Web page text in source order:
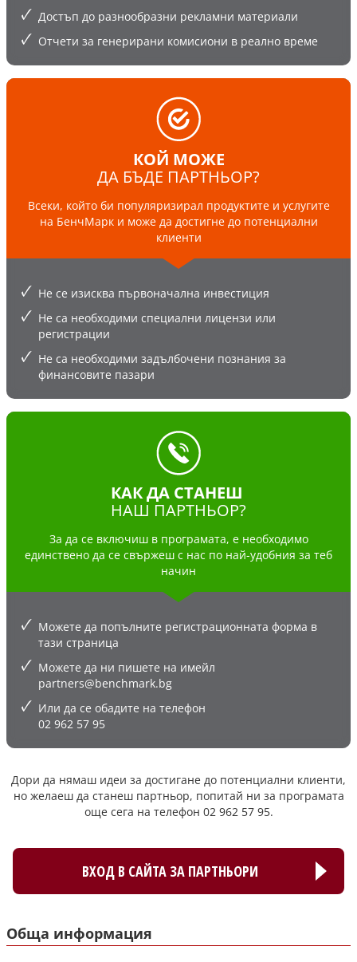
Достъп до разнообразни рекламни материали
Отчети за генерирани комисиони в реално време
КОЙ МОЖЕ
ДА БЪДЕ ПАРТНЬОР?
Всеки, който би популяризирал продуктите и услугите
на БенчМарк и може да достигне до потенциални
клиенти
Не се изисква първоначална инвестиция
Не са необходими специални лицензи или
регистрации
Не са необходими задълбочени познания за
финансовите пазари
КАК ДА СТАНЕШ
НАШ ПАРТНЬОР?
За да се включиш в програмата, е необходимо
единствено да се свържеш с нас по най-удобния за теб
начин
Можете да попълните регистрационната форма в
тази страница
Можете да ни пишете на имейл
partners@benchmark.bg
Или да се обадите на телефон
02 962 57 95
Дори да нямаш идеи за достигане до потенциални клиенти,
но желаеш да станеш партньор, попитай ни за програмата
още сега на телефон 02 962 57 95.
ВХОД В САЙТА ЗА ПАРТНЬОРИ
Обща информация